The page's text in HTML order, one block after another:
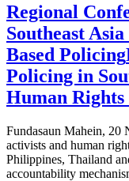
Regional
Southeast
Based Policing
Policing in
Human Rights
Fundasaun Mahein, 20
activists and human
Philippines, Thailand
accountability